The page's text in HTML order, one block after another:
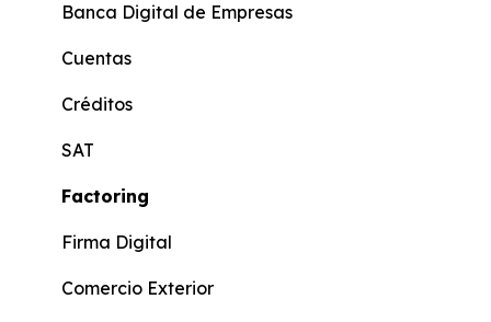
Cuenta Más Online
Cuenta Ahorros
Cuenta Corriente
Cuenta Más
Beneficiario de Giros
Cuenta KIDS
Cuenta Joven
Banca Digital de Empresas
Cuentas
Créditos
SAT
Factoring
Firma Digital
Comercio Exterior